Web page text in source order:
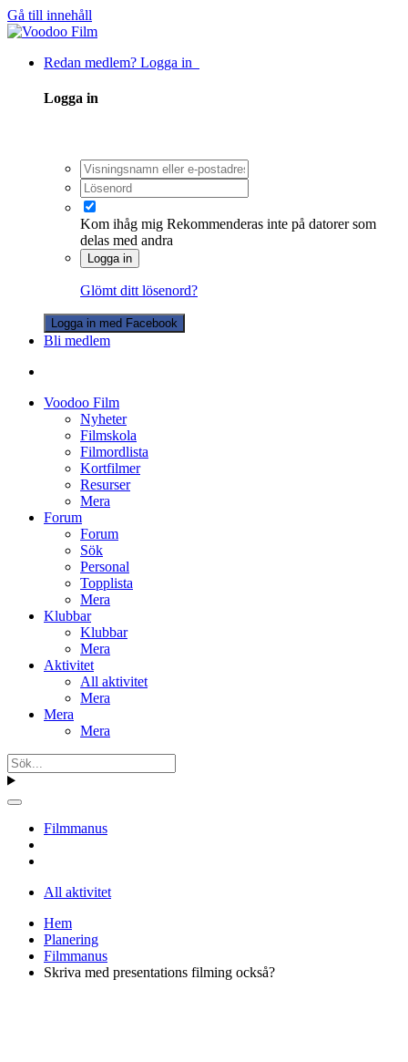
Gå till innehåll
Redan medlem? Logga in
Logga in
Kom ihåg mig Rekommenderas inte på datorer som
delas med andra
Logga in
Glömt ditt lösenord?
Logga in med Facebook
Bli medlem
Voodoo Film
Nyheter
Filmskola
Filmordlista
Kortfilmer
Resurser
Mera
Forum
Forum
Sök
Personal
Topplista
Mera
Klubbar
Klubbar
Mera
Aktivitet
All aktivitet
Mera
Mera
Mera
Filmmanus
All aktivitet
Hem
Planering
Filmmanus
Skriva med presentations filming också?